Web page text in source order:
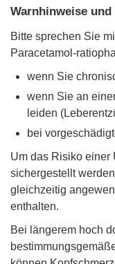
Warnhinweise
Bitte sprechen Sie
Paracetamol-
wenn Sie
wenn Sie an
leiden
bei
Um das Risiko einer
sichergestellt
gleichzeitig
enthalten.
Bei längerem hoch